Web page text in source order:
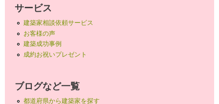
サービス
建築家相談依頼サービス
お客様の声
建築成功事例
成約お祝いプレゼント
ブログなど一覧
都道府県から建築家を探す